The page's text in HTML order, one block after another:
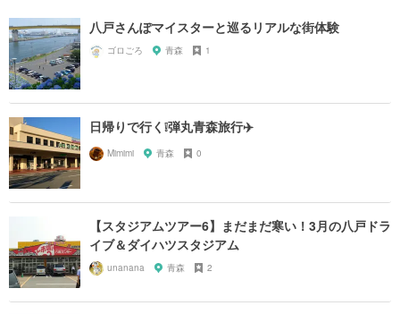
八戸さんぽマイスターと巡るリアルな街体験
ゴロごろ 青森 1
日帰りで行く❕弾丸青森旅行✈️
Mimimi 青森 0
【スタジアムツアー6】まだまだ寒い！3月の八戸ドラ
イブ＆ダイハツスタジアム
unanana 青森 2